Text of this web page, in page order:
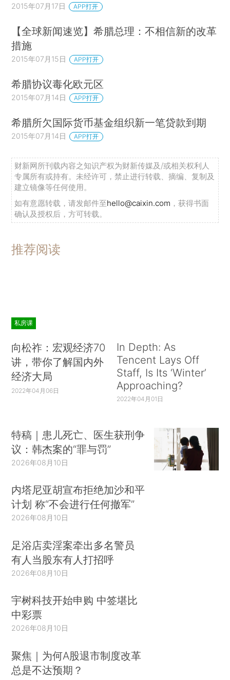
2015年07月17日 APP打开
【全球新闻速览】希腊总理：不相信新的改革
措施
2015年07月15日 APP打开
希腊协议毒化欧元区
2015年07月14日 APP打开
希腊所欠国际货币基金组织新一笔贷款到期
2015年07月14日 APP打开
财新网所刊载内容之知识产权为财新传媒及/或相关权利人
专属所有或持有。未经许可，禁止进行转载、摘编、复制及
建立镜像等任何使用。
如有意愿转载，请发邮件至hello@caixin.com ，获得书面
确认及授权后，方可转载。
推荐阅读
私房课
向松祚：宏观经济70
讲，带你了解国内外
经济大局
2022年04月06日
In Depth: As
Tencent Lays Off
Staff, Is Its ‘Winter’
Approaching?
2022年04月01日
特稿｜患儿死亡、医生获刑争
议：韩杰案的“罪与罚”
2026年08月10日
内塔尼亚胡宣布拒绝加沙和平
计划 称“不会进行任何撤军”
2026年08月10日
足浴店卖淫案牵出多名警员
有人当股东有人打招呼
2026年08月10日
宇树科技开始申购 中签堪比
中彩票
2026年08月10日
聚焦｜为何A股退市制度改革
总是不达预期？